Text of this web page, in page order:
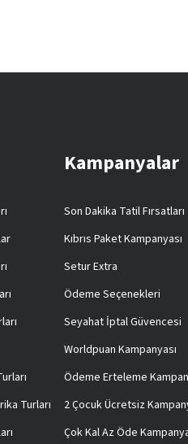
Turları
Kampanyalar
Son Dakika Tatil Fırsatları
Kıbrıs Paket Kampanyası
Setur Extra
Ödeme Seçenekleri
Seyahat İptal Güvencesi
Worldpuan Kampanyası
Ödeme Erteleme
2 Çocuk Ücretsiz
Çok Kal Az Öde